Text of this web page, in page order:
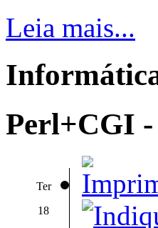
Leia mais...
Perl+CGI
Ter
18